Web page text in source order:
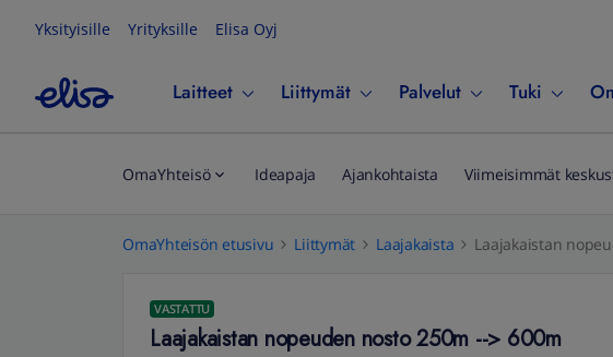
Yksityisille Yrityksille Elisa Oyj
Laitteet Liittymät Palvelut Tuki
OmaYhteisö Ideapaja Ajankohtaista Viimeisimmät
OmaYhteisön etusivu Liittymät Laajakaista Laajakaistan
VASTATTU
Laajakaistan nopeuden nosto 250m --> 600m